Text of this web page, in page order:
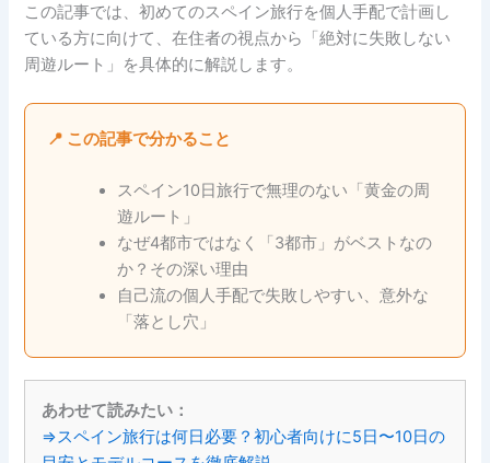
この記事では、初めてのスペイン旅行を個人手配で計画し
ている方に向けて、在住者の視点から「絶対に失敗しない
周遊ルート」を具体的に解説します。
📍 この記事で分かること
スペイン10日旅行で無理のない「黄金の周
遊ルート」
なぜ4都市ではなく「3都市」がベストなの
か？その深い理由
自己流の個人手配で失敗しやすい、意外な
「落とし穴」
あわせて読みたい：
⇒スペイン旅行は何日必要？初心者向けに5日〜10日の